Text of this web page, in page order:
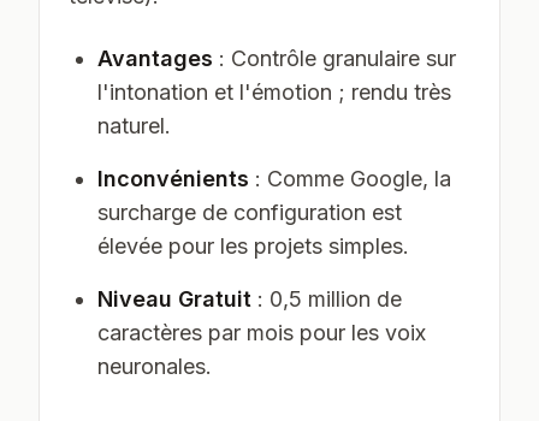
Avantages : Contrôle granulaire sur
l'intonation et l'émotion ; rendu très
naturel.
Inconvénients : Comme Google, la
surcharge de configuration est
élevée pour les projets simples.
Niveau Gratuit : 0,5 million de
caractères par mois pour les voix
neuronales.